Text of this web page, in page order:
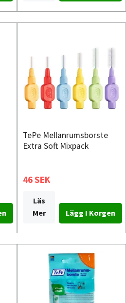
TePe Mellanrumsborste
Extra Soft Mixpack
46 SEK
Läs
Mer